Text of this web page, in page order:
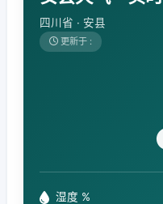
四川省 · 安县
更新于 :
湿度 %